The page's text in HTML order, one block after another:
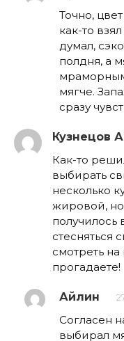
Точно,
как-то
думал,
полдня, а
мягче.
сразу
Кузнецов
Как-то
выбирать
несколько
жировой,
получилось
стесняться
смотреть
прогадаете!
Айлин
Согласен
выбирал